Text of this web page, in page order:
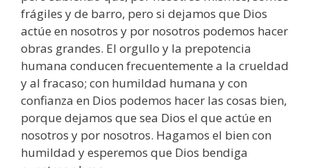
frágiles y de barro, pero si dejamos que Dios
actúe en nosotros y por nosotros podemos hacer
obras grandes. El orgullo y la prepotencia
humana conducen frecuentemente a la crueldad
y al fracaso; con humildad humana y con
confianza en Dios podemos hacer las cosas bien,
porque dejamos que sea Dios el que actúe en
nosotros y por nosotros. Hagamos el bien con
humildad y esperemos que Dios bendiga